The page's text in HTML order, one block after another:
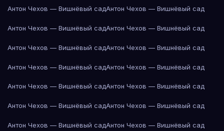
Антон Чехов — Вишнёвый садАнтон Чехов — Вишнёвый сад
Антон Чехов — Вишнёвый садАнтон Чехов — Вишнёвый сад
Антон Чехов — Вишнёвый садАнтон Чехов — Вишнёвый сад
Антон Чехов — Вишнёвый садАнтон Чехов — Вишнёвый сад
Антон Чехов — Вишнёвый садАнтон Чехов — Вишнёвый сад
Антон Чехов — Вишнёвый садАнтон Чехов — Вишнёвый сад
Антон Чехов — Вишнёвый садАнтон Чехов — Вишнёвый сад